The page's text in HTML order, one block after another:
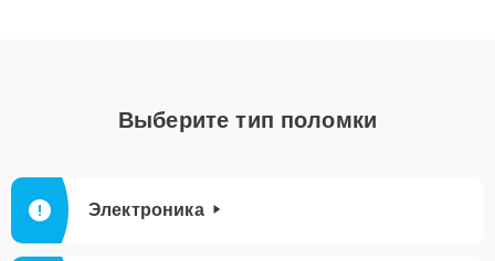
Выберите тип поломки
Электроника